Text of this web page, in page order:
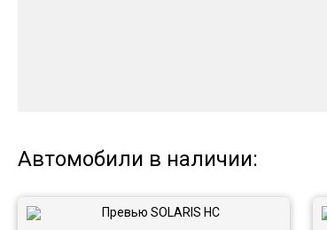
Автомобили в наличии: